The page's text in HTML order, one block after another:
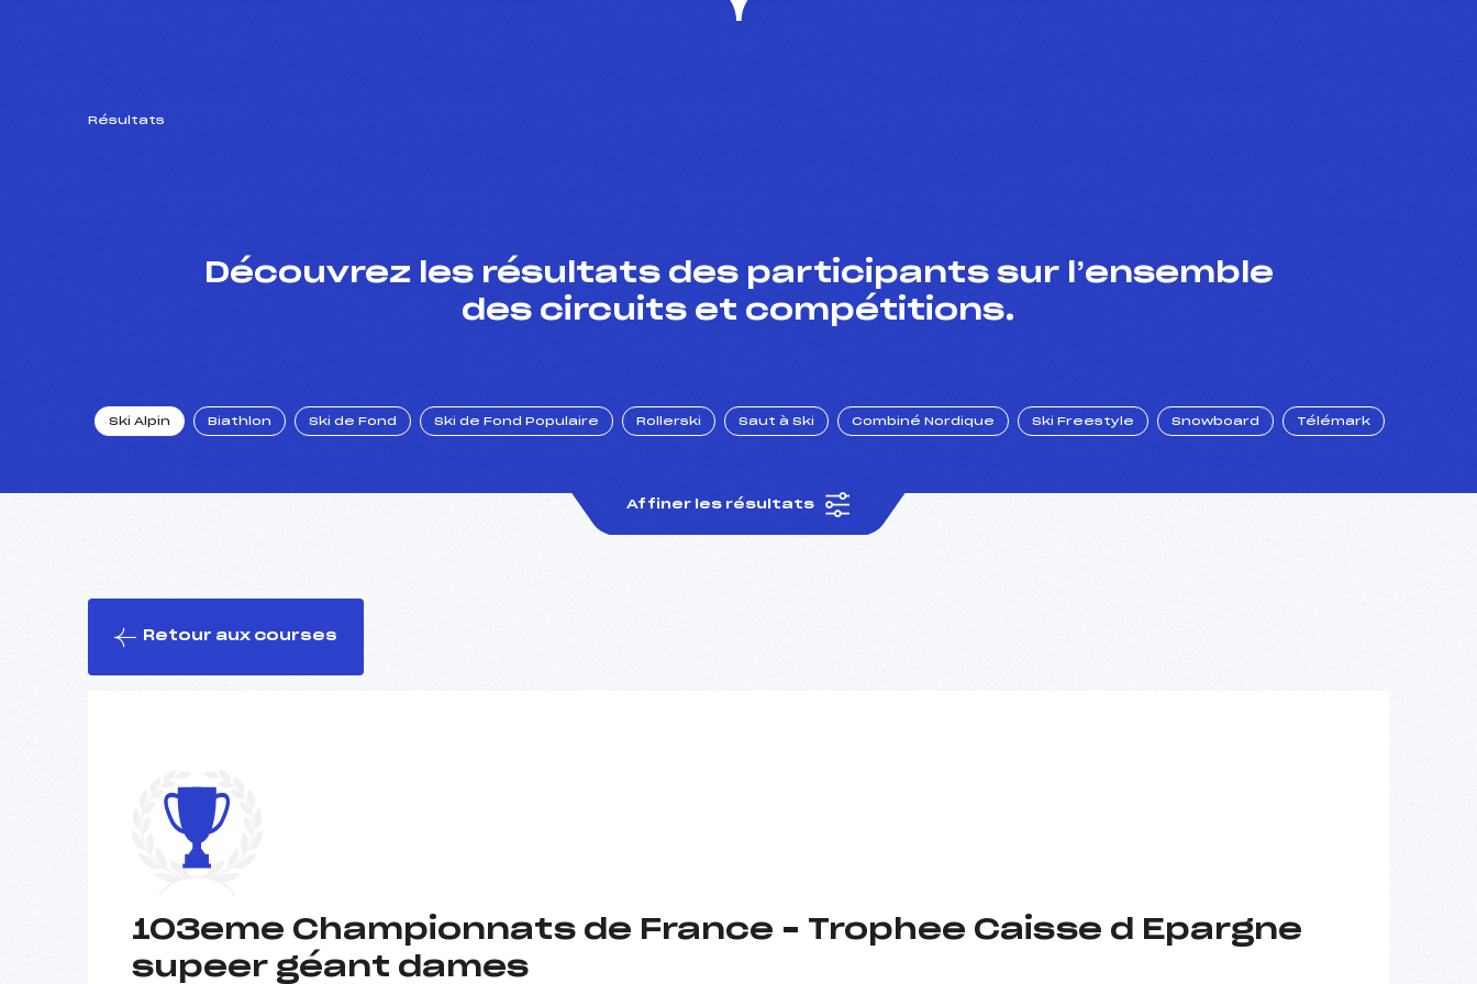
Résultats
Découvrez les résultats des participants sur l’ensemble
des circuits et compétitions.
Ski Alpin Biathlon Ski de Fond Ski de Fond Populaire Rollerski Saut à Ski Combiné Nordique Ski Freestyle Snowboard Télémark
Affiner les résultats
Retour aux courses
103eme Championnats de France – Trophee Caisse d Epargne
supeer géant dames